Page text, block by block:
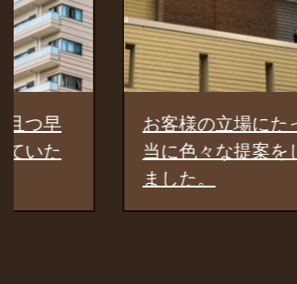
お客様の立場にたって、本
当に色々な提案をしてくれ